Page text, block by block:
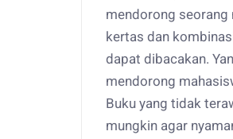
mendorong
kertas dan
dapat dibacakan.
mendorong
Buku yang tidak
mungkin agar